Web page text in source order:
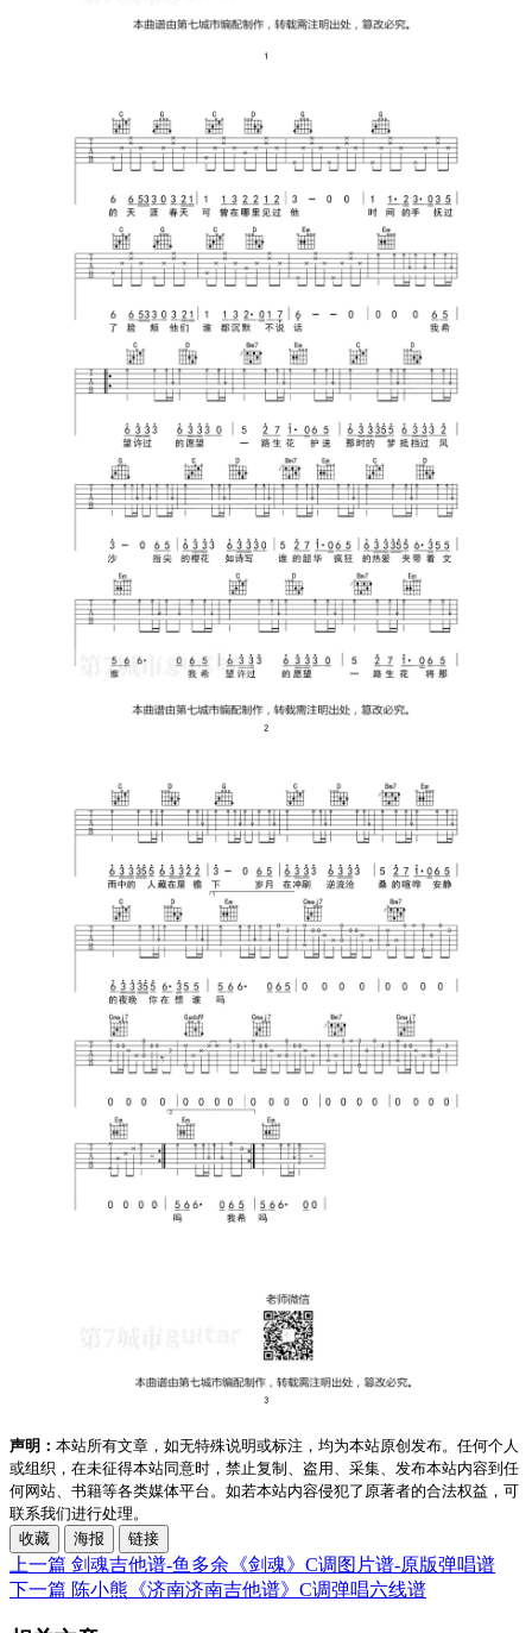
声明： 本站所有文章，如无特殊说明或标注，均为本站原创发布。任何个人
或组织，在未征得本站同意时，禁止复制、盗用、采集、发布本站内容到任
何网站、书籍等各类媒体平台。如若本站内容侵犯了原著者的合法权益，可
联系我们进行处理。
收藏
海报 链接
上一篇 剑魂吉他谱-鱼多余《剑魂》C调图片谱-原版弹唱谱
下一篇 陈小熊《济南济南吉他谱》C调弹唱六线谱